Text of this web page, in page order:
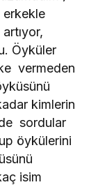
erkekle
Öyküler
vermeden
kimlerin
sordular
öykülerini
isim